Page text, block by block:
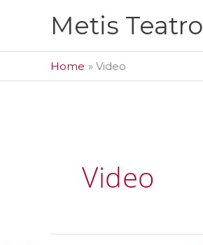
Metis Teatro
Home Video
Video